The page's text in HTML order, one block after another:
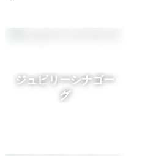
ジュビリーシナゴー
グ